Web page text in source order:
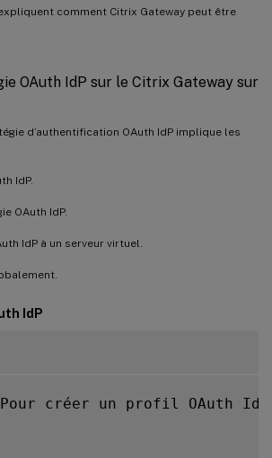
comment Citrix Gateway peut être
OAuth IdP sur le Citrix Gateway sur
d’authentification OAuth IdP implique les
IdP.
OAuth IdP.
IdP à un serveur virtuel.
IdP
créer un profil OAuth